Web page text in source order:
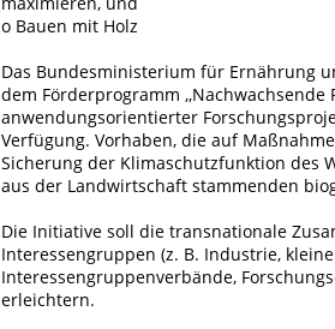
o Bauen mit Holz
Das Bundesministerium für Ernährung
dem Förderprogramm
anwendungsorientierter
Verfügung. Vorhaben, die auf
Sicherung der Klimaschutzfunktion des
aus der Landwirtschaft stammenden
Die Initiative soll die transnationale
Interessengruppen (z. B. Industrie,
Interessengruppenverbände,
erleichtern.